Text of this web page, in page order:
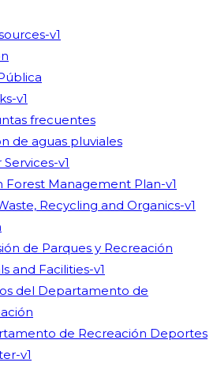
v1
v1
frecuentes
de aguas pluviales
v1
Forest Management Plan-v1
Recycling and Organics-v1
de Parques y Recreación
and Facilities-v1
del Departamento de
de Recreación Deportes
v1